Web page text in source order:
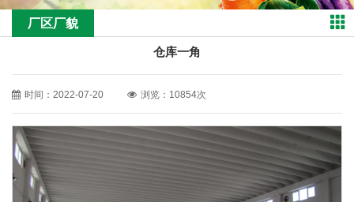
厂区厂貌
仓库一角
时间：2022-07-20 浏览：10854次